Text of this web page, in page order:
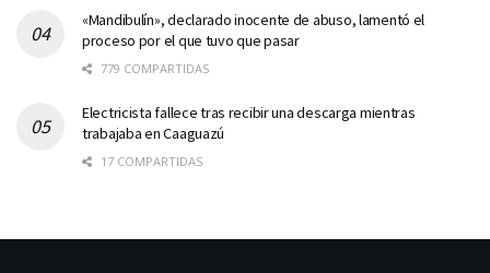
«Mandibulín», declarado inocente de abuso, lamentó el
proceso por el que tuvo que pasar
779 COMPARTIDAS
Electricista fallece tras recibir una descarga mientras
trabajaba en Caaguazú
17 COMPARTIDAS